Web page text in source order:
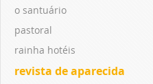
o santuário
pastoral
rainha hotéis
revista de aparecida